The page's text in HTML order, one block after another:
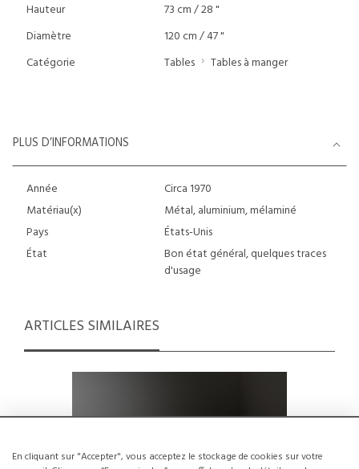
En cliquant sur "Accepter", vous acceptez le stockage de cookies sur votre
Hauteur
73 cm / 28 "
Diamètre
120 cm / 47 "
Catégorie
Tables Tables à manger
PLUS D’INFORMATIONS
Année
Circa 1970
Matériau(x)
Métal, aluminium, mélaminé
Pays
États-Unis
État
Bon état général, quelques traces
d'usage
ARTICLES SIMILAIRES